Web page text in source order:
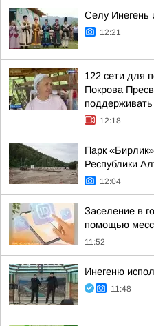
Селу Инегень
12:21
122 сети для
Покрова
12:18
Парк
Республики
12:04
Заселение в
помощью
11:52
Инегеню
11:48